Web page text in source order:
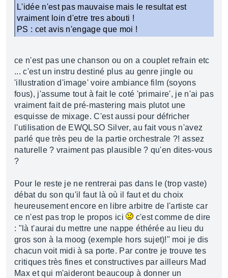
L'idée n'est pas mauvaise mais le resultat est
vraiment loin d'etre tres abouti !
PS : cet avis n'engage que moi !
ce n'est pas une chanson ou on a couplet refrain etc
... c'est un instru destiné plus au genre jingle ou
'illustration d'image' voire ambiance film (soyons
fous), j'assume tout à fait le coté 'primaire', je n'ai pas
vraiment fait de pré-mastering mais plutot une
esquisse de mixage. C'est aussi pour défricher
l'utilisation de EWQLSO Silver, au fait vous n'avez
parlé que très peu de la partie orchestrale ?! assez
naturelle ? vraiment pas plausible ? qu'en dites-vous
?
Pour le reste je ne rentrerai pas dans le (trop vaste)
débat du son qu'il faut là où il faut et du choix
heureusement encore en libre arbitre de l'artiste car
ce n'est pas trop le propos ici
c'est comme de dire
: "là t'aurai du mettre une nappe éthérée au lieu du
gros son à la moog (exemple hors sujet)!" moi je dis
chacun voit midi à sa porte. Par contre je trouve tes
critiques très fines et constructives par ailleurs Mad
Max et qui m'aideront beaucoup à donner un